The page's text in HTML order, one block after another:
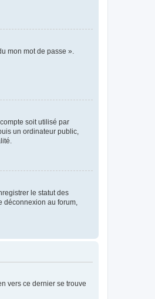
mon mot de passe ».
soit utilisé par
un ordinateur public,
le statut des
déconnexion au forum,
vers ce dernier se trouve